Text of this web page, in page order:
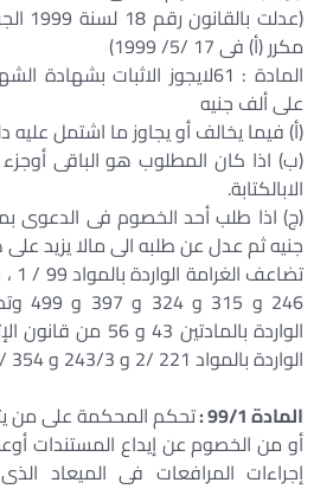
مكرر (أ) فى 17 /5/ 1999)
المادة : 61لايجوز الاثبات
على ألف جنيه
(أ) فيما يخالف أو يجاوز ما اشتمل عليه
(ب) اذا كان المطلوب هو الباقى أوجزء
الابالكتابة.
(ج) اذا طلب أحد الخصوم فى الدعوى
جنيه ثم عدل عن طلبه الى مالا يزيد
246 و
الواردة بالمادتين
الواردة بالمواد 221 /2 و 243/3 و 354 /1
المادة 99/1 :
تحكم المحكمة على من
أو من الخصوم عن إيداع المستندات
إجراءات المرافعات فى الميعاد